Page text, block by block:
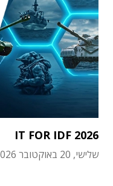
IT FOR IDF 2026
שלישי, 20 באוקטובר 2026